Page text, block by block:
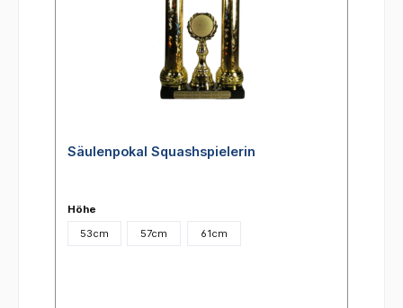
Säulenpokal Squashspielerin
Höhe
53cm
57cm 61cm